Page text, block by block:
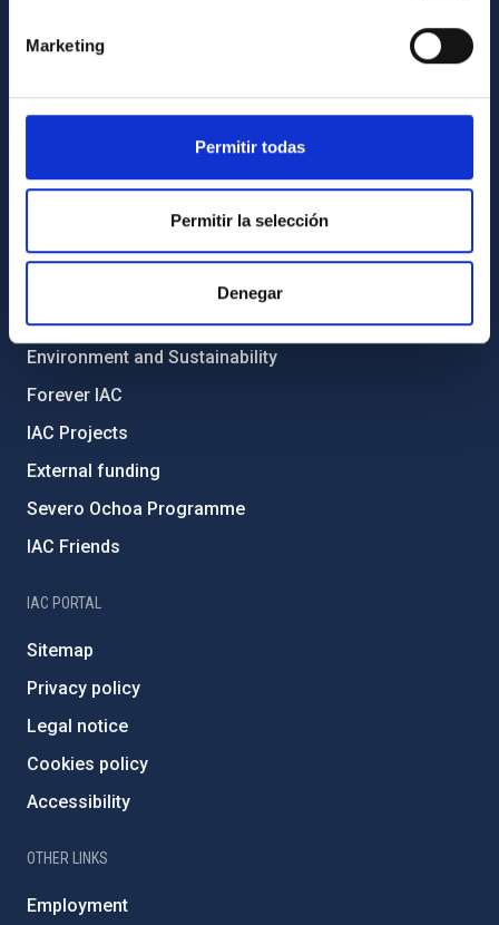
Marketing
Permitir todas
Permitir la selección
Denegar
General register
Code of ethics and anti-fraud policy
Gender equality and diversity
Environment and Sustainability
Forever IAC
IAC Projects
External funding
Severo Ochoa Programme
IAC Friends
IAC PORTAL
Sitemap
Privacy policy
Legal notice
Cookies policy
Accessibility
OTHER LINKS
Employment